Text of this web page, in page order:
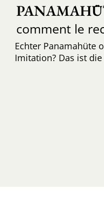
comment le
Echter Panamahüte
Imitation? Das ist die